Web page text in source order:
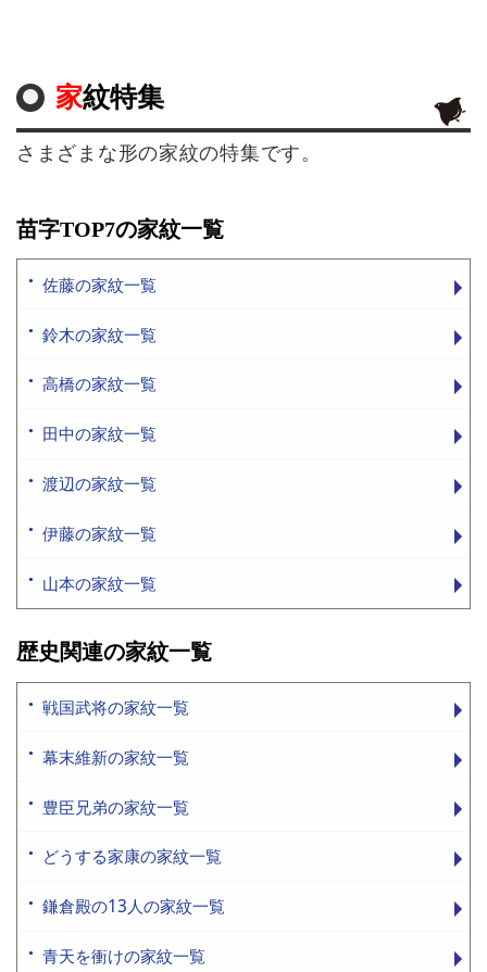
家紋特集
さまざまな形の家紋の特集です。
苗字TOP7の家紋一覧
佐藤の家紋一覧
鈴木の家紋一覧
高橋の家紋一覧
田中の家紋一覧
渡辺の家紋一覧
伊藤の家紋一覧
山本の家紋一覧
歴史関連の家紋一覧
戦国武将の家紋一覧
幕末維新の家紋一覧
豊臣兄弟の家紋一覧
どうする家康の家紋一覧
鎌倉殿の13人の家紋一覧
青天を衝けの家紋一覧